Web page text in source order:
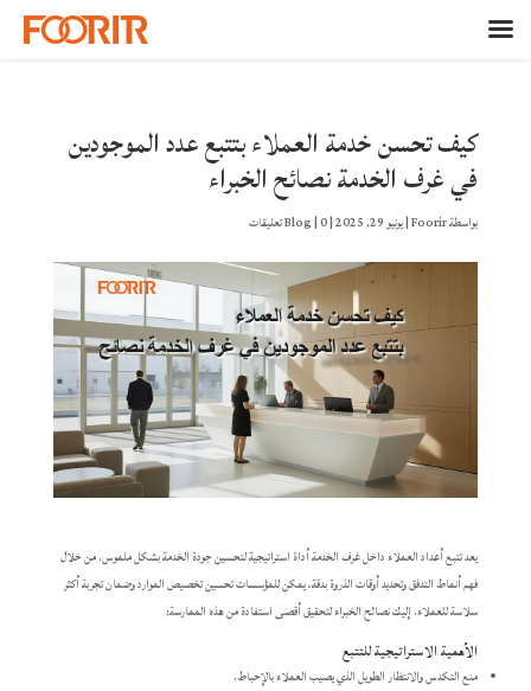
كيف تحسن خدمة العملاء بتتبع عدد الموجودين
في غرف الخدمة نصائح الخبراء
بواسطةFoorir
|يونيو 29, 2025 |
Blog|0 تعليقات
يعد تتبع أعداد العملاء داخل غرف الخدمة أداة استراتيجية لتحسين جودة الخدمة بشكل ملموس. من خلال
فهم أنماط التدفق وتحديد أوقات الذروة بدقة، يمكن للمؤسسات تحسين تخصيص الموارد وضمان تجربة أكثر
سلاسة للعملاء. إليك نصائح الخبراء لتحقيق أقصى استفادة من هذه الممارسة:
الأهمية الاستراتيجية للتتبع
منع التكدس والانتظار الطويل الذي يصيب العملاء بالإحباط.